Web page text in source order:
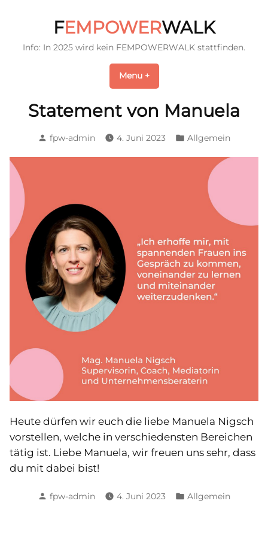
FEMPOWERWALK
Info: In 2025 wird kein FEMPOWERWALK stattfinden.
Menu +expanded
collapsed
Statement von Manuela
Posted
fpw-admin 4. Juni 2023
Posted
Allgemein
Heute dürfen wir euch die liebe Manuela Nigsch
vorstellen, welche in verschiedensten Bereichen
tätig ist. Liebe Manuela, wir freuen uns sehr, dass
du mit dabei bist!
Posted
fpw-admin 4. Juni 2023
Posted
Allgemein